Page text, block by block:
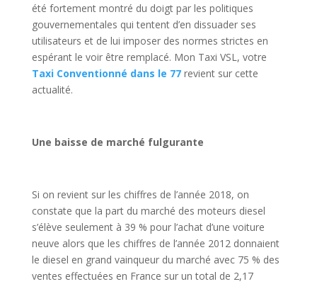
été fortement montré du doigt par les politiques
gouvernementales qui tentent d’en dissuader ses
utilisateurs et de lui imposer des normes strictes en
espérant le voir être remplacé. Mon Taxi VSL, votre
Taxi Conventionné dans le 77revient sur cette
actualité.
Une baisse de marché fulgurante
Si on revient sur les chiffres de l’année 2018, on
constate que la part du marché des moteurs diesel
s’élève seulement à 39 % pour l’achat d’une voiture
neuve alors que les chiffres de l’année 2012 donnaient
le diesel en grand vainqueur du marché avec 75 % des
ventes effectuées en France sur un total de 2,17